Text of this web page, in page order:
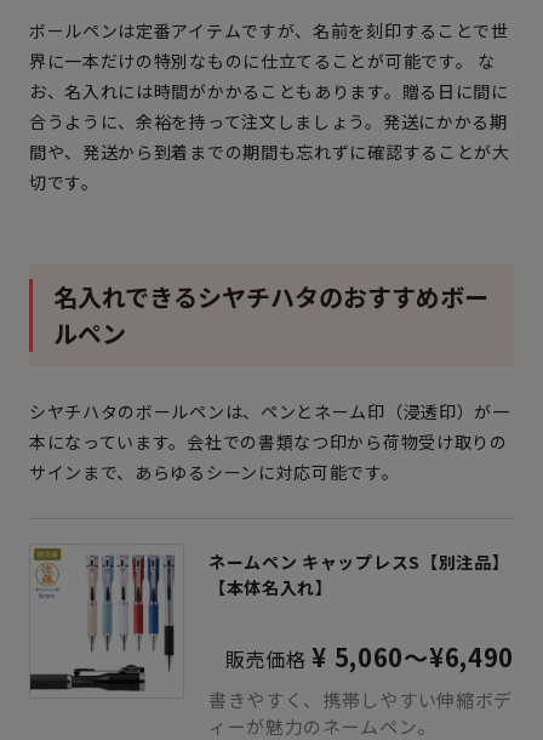
ボールペンは定番アイテムですが、名前を刻印することで世
界に一本だけの特別なものに仕立てることが可能です。 な
お、名入れには時間がかかることもあります。贈る日に間に
合うように、余裕を持って注文しましょう。発送にかかる期
間や、発送から到着までの期間も忘れずに確認することが大
切です。
名入れできるシヤチハタのおすすめボー
ルペン
シヤチハタのボールペンは、ペンとネーム印（浸透印）が一
本になっています。会社での書類なつ印から荷物受け取りの
サインまで、あらゆるシーンに対応可能です。
ネームペン キャップレスS【別注品】
【本体名入れ】
販売価格¥ 5,060～¥6,490
書きやすく、携帯しやすい伸縮ボデ
ィーが魅力のネームペン。